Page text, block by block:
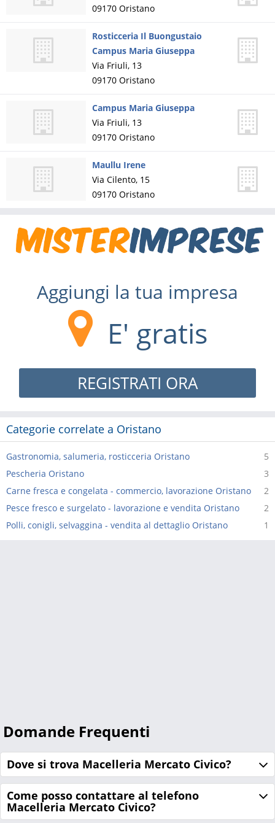
09170 Oristano
Rosticceria Il Buongustaio
Campus Maria Giuseppa
Via Friuli, 13
09170 Oristano
Campus Maria Giuseppa
Via Friuli, 13
09170 Oristano
Maullu Irene
Via Cilento, 15
09170 Oristano
Aggiungi la tua impresa
E' gratis
REGISTRATI ORA
Categorie correlate a Oristano
5
Gastronomia, salumeria, rosticceria Oristano
3
Pescheria Oristano
2
Carne fresca e congelata - commercio, lavorazione Oristano
2
Pesce fresco e surgelato - lavorazione e vendita Oristano
1
Polli, conigli, selvaggina - vendita al dettaglio Oristano
Domande Frequenti
Dove si trova Macelleria Mercato Civico?
Come posso contattare al telefono
Macelleria Mercato Civico?